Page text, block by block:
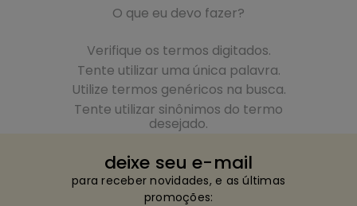
O que eu devo fazer?
Verifique os termos digitados.
Tente utilizar uma única palavra.
Utilize termos genéricos na busca.
Tente utilizar sinônimos do termo
desejado.
deixe seu e-mail
para receber novidades, e as últimas
promoções: